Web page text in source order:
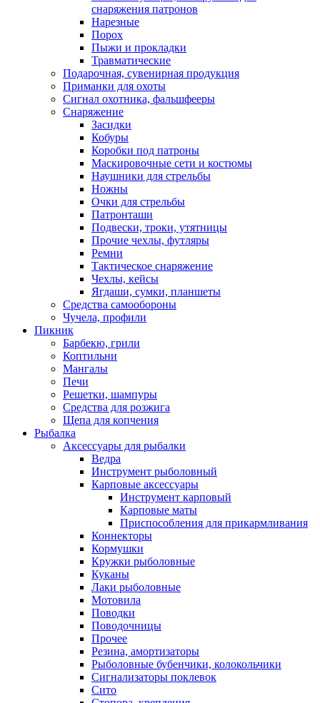
снаряжения патронов
Нарезные
Порох
Пыжи и прокладки
Травматические
Подарочная, сувенирная продукция
Приманки для охоты
Сигнал охотника, фальшфееры
Снаряжение
Засидки
Кобуры
Коробки под патроны
Маскировочные сети и костюмы
Наушники для стрельбы
Ножны
Очки для стрельбы
Патронташи
Подвески, троки, утятницы
Прочие чехлы, футляры
Ремни
Тактическое снаряжение
Чехлы, кейсы
Ягдаши, сумки, планшеты
Средства самообороны
Чучела, профили
Пикник
Барбекю, грили
Коптильни
Мангалы
Печи
Решетки, шампуры
Средства для розжига
Щепа для копчения
Рыбалка
Аксессуары для рыбалки
Ведра
Инструмент рыболовный
Карповые аксессуары
Инструмент карповый
Карповые маты
Приспособления для прикармливания
Коннекторы
Кормушки
Кружки рыболовные
Куканы
Лаки рыболовные
Мотовила
Поводки
Поводочницы
Прочее
Резина, амортизаторы
Рыболовные бубенчики, колокольчики
Сигнализаторы поклевок
Сито